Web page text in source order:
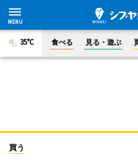
35°C 食べる 見る・遊ぶ
買う